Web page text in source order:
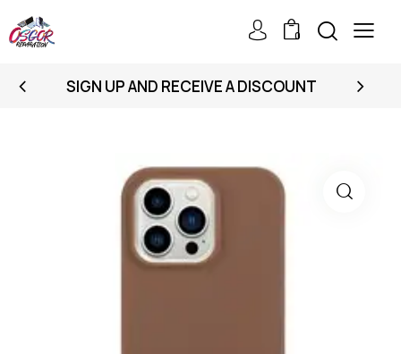
0
SIGN UP AND RECEIVE A DISCOUNT